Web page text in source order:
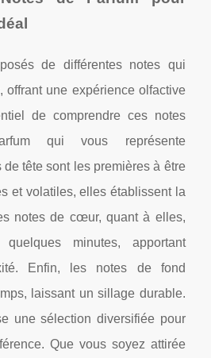
de différentes notes qui
offrant une expérience olfactive
de comprendre ces notes
qui vous représente
tête sont les premières à être
et volatiles, elles établissent la
notes de cœur, quant à elles,
minutes, apportant
Enfin, les notes de fond
laissant un sillage durable.
une sélection diversifiée pour
Que vous soyez attirée